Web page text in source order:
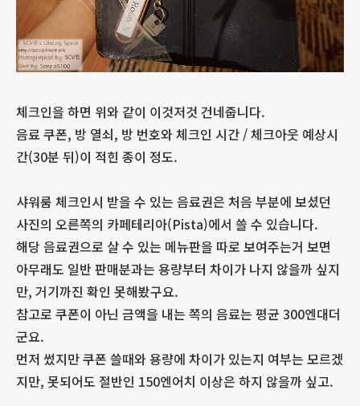
체크인을 하면 위와 같이 이것저것 건네줍니다.
음료 쿠폰, 방 열쇠, 방 번호와 체크인 시간 / 체크아웃 예상시
간(30분 뒤)이 적힌 종이 정도.
샤워룸 체크인시 받을 수 있는 음료권은 처음 부분에 보셨던
사진의 오른쪽의 카페테리아(Pista)에서 쓸 수 있습니다.
해당 음료권으로 살 수 있는 메뉴판을 따로 보여주는거 보면
아무래도 일반 판매분과는 용량부터 차이가 나지 않을까 싶지
만, 거기까진 확인 못해봤구요.
참고로 쿠폰이 아닌 금액을 내는 쪽의 음료는 평균 300엔대더
군요.
먼저 썼지만 쿠폰 쓸때와 용량에 차이가 있는지 여부는 모르겠
지만, 못되어도 절반인 150엔어치 이상은 하지 않을까 싶고.